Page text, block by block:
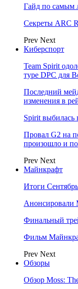
Гайд по самым
Секреты ARC
Prev Next
Киберспорт
Team Spirit
туре DPC для
Последний
изменения в
Spirit
Провал G2 на
произошло и
Prev Next
Майнкрафт
Итоги
Анонсировали
Финальный
Фильм
Prev Next
Обзоры
Обзор Moss: